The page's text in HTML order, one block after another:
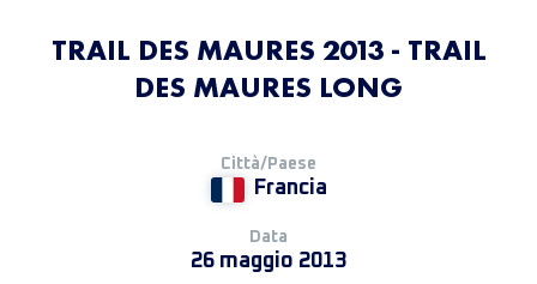
TRAIL DES MAURES 2013 - TRAIL
DES MAURES LONG
Città/Paese
Francia
Data
26 maggio 2013